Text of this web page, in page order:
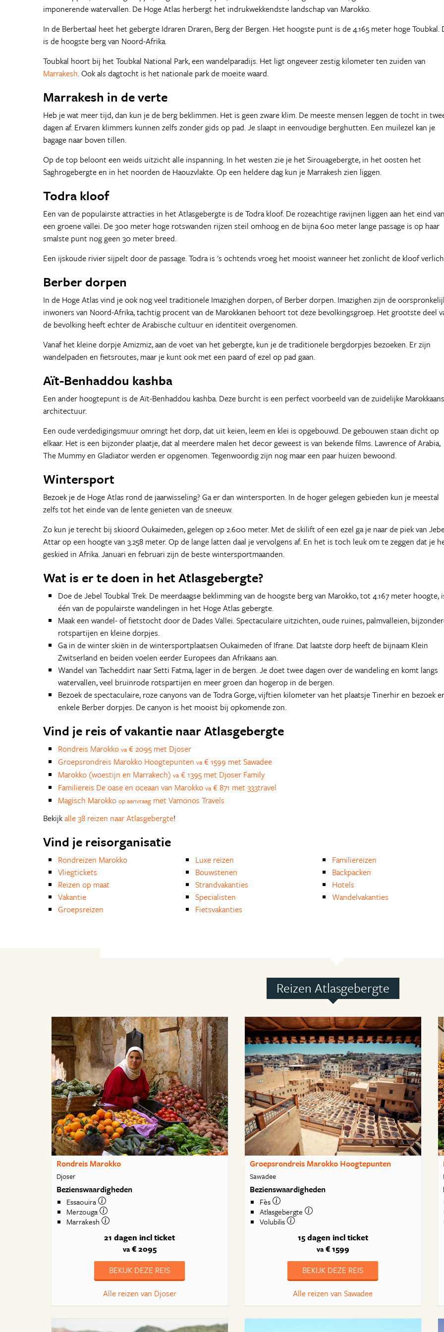
imponerende watervallen. De Hoge Atlas herbergt het indrukwekkendste landschap van Marokko.
In de Berbertaal heet het gebergte Idraren Draren, Berg der Bergen. Het hoogste punt is de 4.165 meter hoge Toubkal.
is de hoogste berg van Noord-Afrika.
Toubkal hoort bij het Toubkal National Park, een wandelparadijs. Het ligt ongeveer zestig kilometer ten zuiden van
Marrakesh. Ook als dagtocht is het nationale park de moeite waard.
Marrakesh in de verte
Heb je wat meer tijd, dan kun je de berg beklimmen. Het is geen zware klim. De meeste mensen leggen de tocht in
dagen af. Ervaren klimmers kunnen zelfs zonder gids op pad. Je slaapt in eenvoudige berghutten. Een muilezel kan je
bagage naar boven tillen.
Op de top beloont een weids uitzicht alle inspanning. In het westen zie je het Sirouagebergte, in het oosten het
Saghrogebergte en in het noorden de Haouzvlakte. Op een heldere dag kun je Marrakesh zien liggen.
Todra kloof
Een van de populairste attracties in het Atlasgebergte is de Todra kloof. De rozeachtige ravijnen liggen aan het eind van
een groene vallei. De 300 meter hoge rotswanden rijzen steil omhoog en de bijna 600 meter lange passage is op haar
smalste punt nog geen 30 meter breed.
Een ijskoude rivier sijpelt door de passage. Todra is 's ochtends vroeg het mooist wanneer het zonlicht de kloof
Berber dorpen
In de Hoge Atlas vind je ook nog veel traditionele Imazighen dorpen, of Berber dorpen. Imazighen zijn de
inwoners van Noord-Afrika, tachtig procent van de Marokkanen behoort tot deze bevolkingsgroep. Het grootste deel
de bevolking heeft echter de Arabische cultuur en identiteit overgenomen.
Vanaf het kleine dorpje Amizmiz, aan de voet van het gebergte, kun je de traditionele bergdorpjes bezoeken. Er zijn
wandelpaden en fietsroutes, maar je kunt ook met een paard of ezel op pad gaan.
Aït-Benhaddou kashba
Een ander hoogtepunt is de Aït-Benhaddou kashba. Deze burcht is een perfect voorbeeld van de zuidelijke
architectuur.
Een oude verdedigingsmuur omringt het dorp, dat uit keien, leem en klei is opgebouwd. De gebouwen staan dicht op
elkaar. Het is een bijzonder plaatje, dat al meerdere malen het decor geweest is van bekende films. Lawrence of Arabia,
The Mummy en Gladiator werden er opgenomen. Tegenwoordig zijn nog maar een paar huizen bewoond.
Wintersport
Bezoek je de Hoge Atlas rond de jaarwisseling? Ga er dan wintersporten. In de hoger gelegen gebieden kun je meestal
zelfs tot het einde van de lente genieten van de sneeuw.
Zo kun je terecht bij skioord Oukaimeden, gelegen op 2.600 meter. Met de skilift of een ezel ga je naar de piek van
Attar op een hoogte van 3.258 meter. Op de lange latten daal je vervolgens af. En het is toch leuk om te zeggen dat je
geskied in Afrika. Januari en februari zijn de beste wintersportmaanden.
Wat is er te doen in het Atlasgebergte?
Doe de Jebel Toubkal Trek. De meerdaagse beklimming van de hoogste berg van Marokko, tot 4.167 meter hoogte,
één van de populairste wandelingen in het Hoge Atlas gebergte.
Maak een wandel- of fietstocht door de Dades Vallei. Spectaculaire uitzichten, oude ruines, palmvalleien,
rotspartijen en kleine dorpjes.
Ga in de winter skiën in de wintersportplaatsen Oukaimeden of Ifrane. Dat laatste dorp heeft de bijnaam Klein
Zwitserland en beiden voelen eerder Europees dan Afrikaans aan.
Wandel van Tacheddirt naar Setti Fatma, lager in de bergen. Je doet twee dagen over de wandeling en komt langs
watervallen, veel bruinrode rotspartijen en meer groen dan hogerop in de bergen.
Bezoek de spectaculaire, roze canyons van de Todra Gorge, vijftien kilometer van het plaatsje Tinerhir en bezoek er
enkele Berber dorpjes. De canyon is het mooist bij opkomende zon.
Vind je reis of vakantie naar Atlasgebergte
Rondreis Marokko va € 2095 met Djoser
Groepsrondreis Marokko Hoogtepunten va € 1599 met Sawadee
Marokko (woestijn en Marrakech) va € 1395 met Djoser Family
Familiereis De oase en oceaan van Marokko va € 871 met 333travel
Magisch Marokko op aanvraag met Vamonos Travels
Bekijkalle 38 reizen naar Atlasgebergte!
Vind je reisorganisatie
Rondreizen Marokko
Vliegtickets
Reizen op maat
Vakantie
Groepsreizen
Luxe reizen
Bouwstenen
Strandvakanties
Specialisten
Fietsvakanties
Familiereizen
Backpacken
Hotels
Wandelvakanties
Reizen Atlasgebergte
Rondreis Marokko
Djoser
Bezienswaardigheden
Essaouira
Merzouga
Marrakesh
21 dagen incl ticket
va€ 2095
BEKIJK DEZE REIS
Alle reizen van Djoser
Groepsrondreis Marokko Hoogtepunten
Sawadee
Bezienswaardigheden
Fès
Atlasgebergte
Volubilis
15 dagen incl ticket
va€ 1599
BEKIJK DEZE REIS
Alle reizen van Sawadee